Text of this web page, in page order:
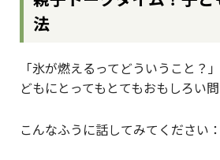
法
「氷が燃えるってどういうこと？
どもにとってもとてもおもしろい問
こんなふうに話してみてください：